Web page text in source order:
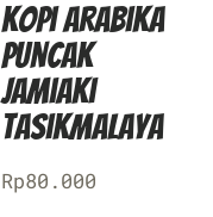
Kopi Arabika
Puncak
Jamiaki
Tasikmalaya
Rp80.000